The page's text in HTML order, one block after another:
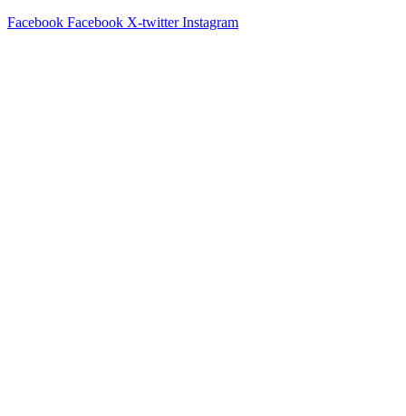
Facebook Facebook X-twitter Instagram